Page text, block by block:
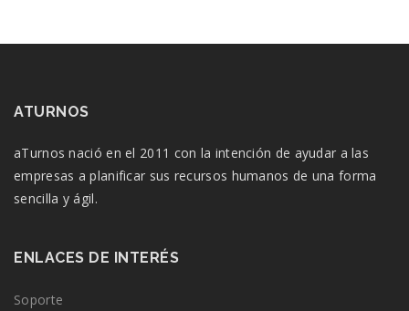
ATURNOS
aTurnos nació en el 2011 con la intención de ayudar a las
empresas a planificar sus recursos humanos de una forma
sencilla y ágil.
ENLACES DE INTERÉS
Soporte